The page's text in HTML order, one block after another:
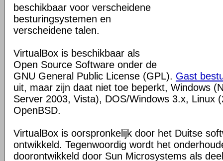
beschikbaar voor verscheidene
besturingsystemen en
verscheidene talen.
VirtualBox is beschikbaar als
Open Source Software onder de
GNU General Public License (GPL). Gast
uit, maar zijn daat niet toe beperkt, Windows
Server 2003, Vista), DOS/Windows 3.x, Linux
OpenBSD.
VirtualBox is oorspronkelijk door het Duitse
ontwikkeld. Tegenwoordig wordt het
doorontwikkeld door Sun Microsystems als